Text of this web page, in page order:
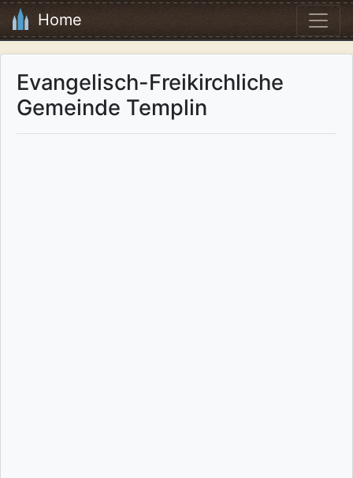
Home
Evangelisch-Freikirchliche
Gemeinde Templin